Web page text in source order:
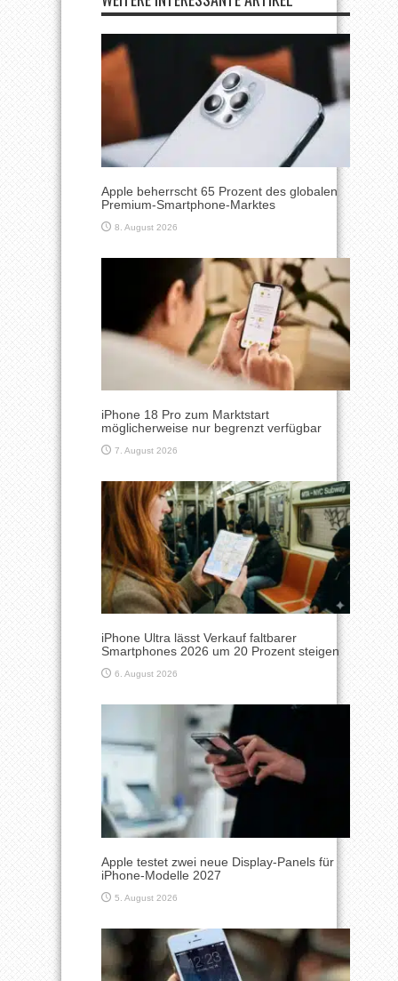
Apple beherrscht 65 Prozent des globalen
Premium-Smartphone-Marktes
8. August 2026
iPhone 18 Pro zum Marktstart
möglicherweise nur begrenzt verfügbar
7. August 2026
iPhone Ultra lässt Verkauf faltbarer
Smartphones 2026 um 20 Prozent steigen
6. August 2026
Apple testet zwei neue Display-Panels für
iPhone-Modelle 2027
5. August 2026